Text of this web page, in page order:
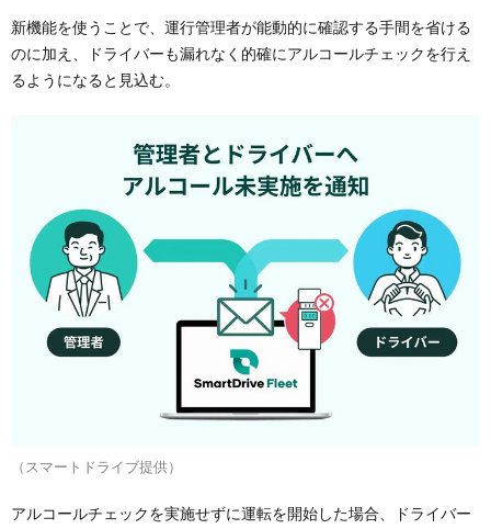
新機能を使うことで、運行管理者が能動的に確認する手間を省ける
のに加え、ドライバーも漏れなく的確にアルコールチェックを行え
るようになると見込む。
（スマートドライブ提供）
アルコールチェックを実施せずに運転を開始した場合、ドライバー